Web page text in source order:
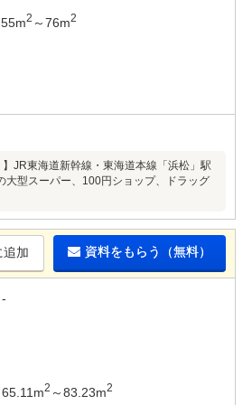
55m2 ～76m2
JR東海道新幹線・東海道本線「浜松」駅
型スーパー、100円ショップ、ドラッグ
追加 資料をもらう（無料）
-
65.11m2 ～83.23m2